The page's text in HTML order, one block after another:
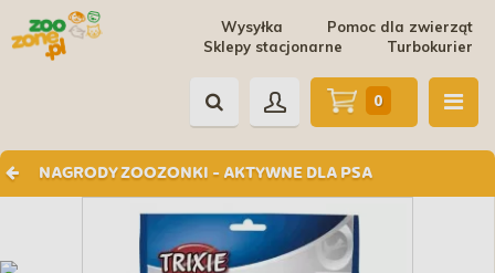
Pomoc dla zwierząt
Wysyłka
Turbokurier
Sklepy stacjonarne
NAGRODY ZOOZONKI - AKTYWNE DLA PSA
0